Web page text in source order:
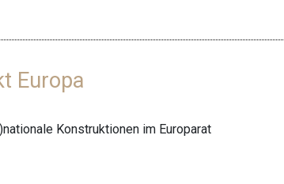
Europa
Konstruktionen im Europarat